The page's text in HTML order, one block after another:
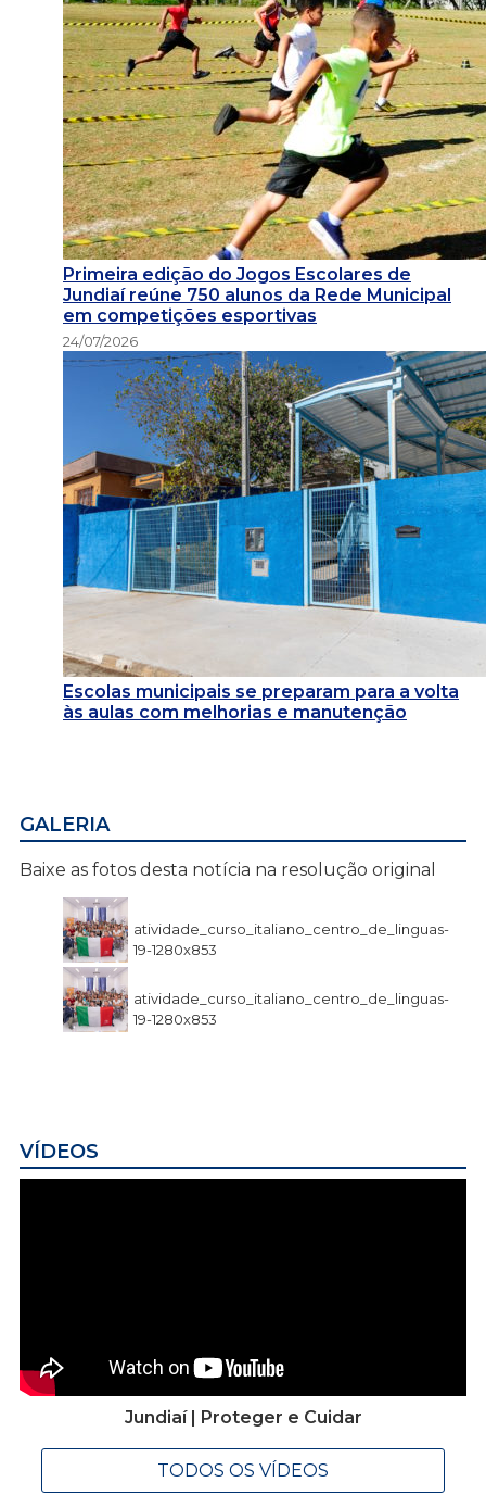
Primeira edição do Jogos Escolares de
Jundiaí reúne 750 alunos da Rede Municipal
em competições esportivas
24/07/2026
Escolas municipais se preparam para a volta
às aulas com melhorias e manutenção
GALERIA
Baixe as fotos desta notícia na resolução original
atividade_curso_italiano_centro_de_linguas-
19-1280x853
atividade_curso_italiano_centro_de_linguas-
19-1280x853
VÍDEOS
Jundiaí | Proteger e Cuidar
TODOS OS VÍDEOS